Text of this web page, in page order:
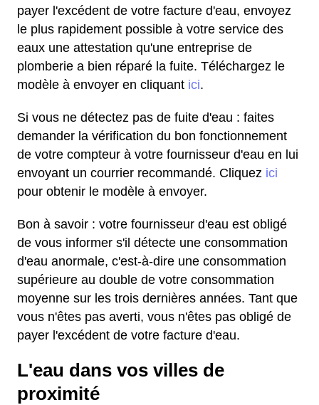
payer l'excédent de votre facture d'eau, envoyez
le plus rapidement possible à votre service des
eaux une attestation qu'une entreprise de
plomberie a bien réparé la fuite. Téléchargez le
modèle à envoyer en cliquant ici.
Si vous ne détectez pas de fuite d'eau : faites
demander la vérification du bon fonctionnement
de votre compteur à votre fournisseur d'eau en lui
envoyant un courrier recommandé. Cliquez ici
pour obtenir le modèle à envoyer.
Bon à savoir : votre fournisseur d'eau est obligé
de vous informer s'il détecte une consommation
d'eau anormale, c'est-à-dire une consommation
supérieure au double de votre consommation
moyenne sur les trois dernières années. Tant que
vous n'êtes pas averti, vous n'êtes pas obligé de
payer l'excédent de votre facture d'eau.
L'eau dans vos villes de
proximité